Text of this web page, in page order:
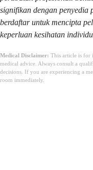
signifikan dengan penyedia
berdaftar untuk mencipta
keperluan kesihatan
Medical Disclaimer: This article is for
medical advice. Always consult a
decisions. If you are experiencing a
room immediately.